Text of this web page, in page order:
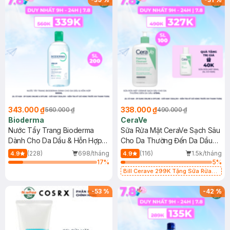
343.000 ₫560.000 ₫
Bioderma
Nước Tẩy Trang Bioderma
Dành Cho Da Dầu & Hỗn Hợp
500ml
4.9 (228)
698/tháng
17%
338.000 ₫490.000 ₫
CeraVe
Sữa Rửa Mặt CeraVe Sạch Sâu
Cho Da Thường Đến Da Dầu
473ml
4.9 (116)
1.5k/tháng
5%
Bill Cerave 299K Tặng Sữa Rửa
-53 % -42%